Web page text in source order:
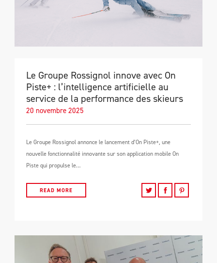
Le Groupe Rossignol innove avec On
Piste+ : l’intelligence artificielle au
service de la performance des skieurs
20 novembre 2025
Le Groupe Rossignol annonce le lancement d’On Piste+, une
nouvelle fonctionnalité innovante sur son application mobile On
Piste qui propulse le…
READ MORE